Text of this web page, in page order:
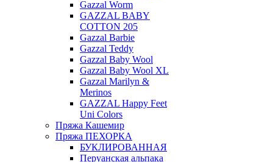
Gazzal Worm
GAZZAL BABY
COTTON 205
Gazzal Barbie
Gazzal Teddy
Gazzal Baby Wool
Gazzal Baby Wool XL
Gazzal Marilyn &
Merinos
GAZZAL Happy Feet
Uni Colors
Пряжа Кашемир
Пряжа ПЕХОРКА
БУКЛИРОВАННАЯ
Перуанская альпака